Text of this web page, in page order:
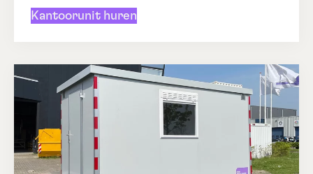
Kantoorunit huren